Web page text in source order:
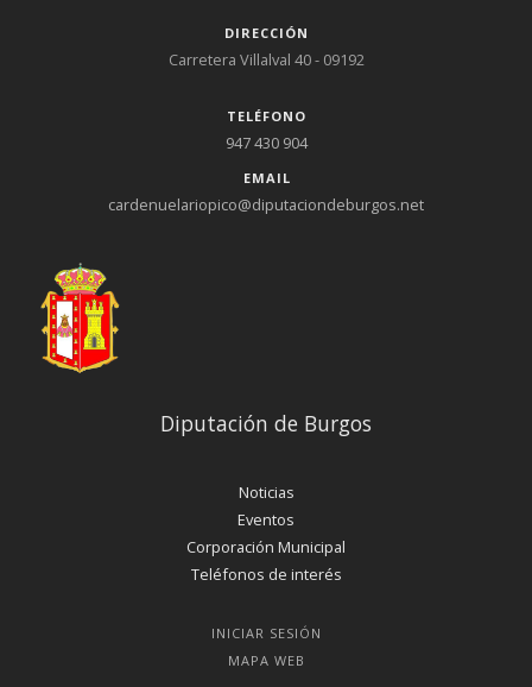
DIRECCIÓN
Carretera Villalval 40 - 09192
TELÉFONO
947 430 904
EMAIL
cardenuelariopico@diputaciondeburgos.net
Diputación de Burgos
Noticias
Eventos
Corporación Municipal
Teléfonos de interés
INICIAR SESIÓN
MAPA WEB